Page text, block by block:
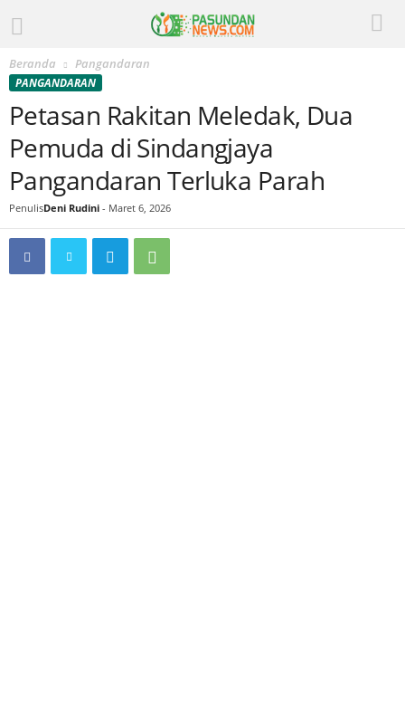
Beranda Pangandaran
PANGANDARAN
Petasan Rakitan Meledak, Dua
Pemuda di Sindangjaya
Pangandaran Terluka Parah
PenulisDeni Rudini - Maret 6, 2026